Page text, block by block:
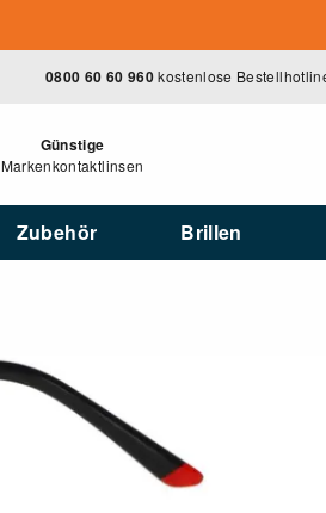
0800 60 60 960kostenlose
Günstige
Markenkontaktlinsen
Zubehör Brillen